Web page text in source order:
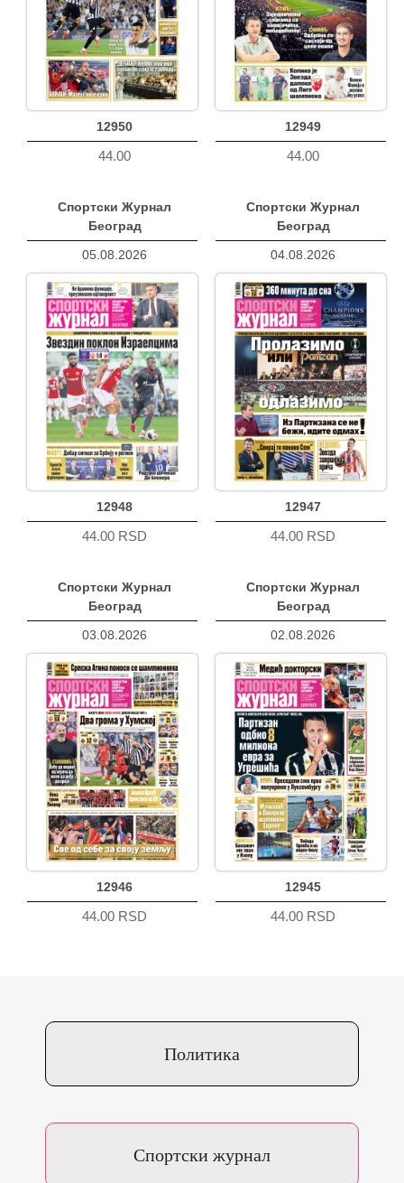
12950
44.00
12949
44.00
Спортски Журнал
Београд
05.08.2026
12948
44.00 RSD
Спортски Журнал
Београд
04.08.2026
12947
44.00 RSD
Спортски Журнал
Београд
03.08.2026
12946
44.00 RSD
Спортски Журнал
Београд
02.08.2026
12945
44.00 RSD
Политика
Спортски журнал